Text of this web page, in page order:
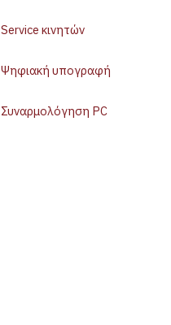
Service κινητών
Ψηφιακή υπογραφή
Συναρμολόγηση PC